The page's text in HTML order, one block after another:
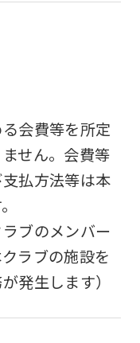
会費等を所定
せん。会費等
払方法等は本
ブのメンバー
ラブの施設を
発生します）